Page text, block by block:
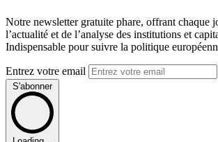
Notre newsletter gratuite phare, offrant chaque
l’actualité et de l’analyse des institutions et
Indispensable pour suivre la politique
Entrez votre email
S'abonner